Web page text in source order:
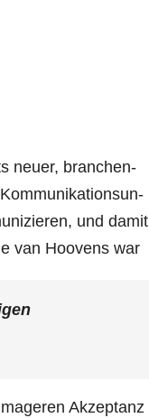
neu­er, bran­chen­
und damit
van Hoo­vens war
Akzep­tanz